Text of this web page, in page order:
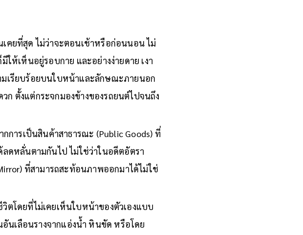
คยที่สุด ไม่ว่าจะตอนเช้าหรือก่อนนอน ไม่
ห้เห็นอยู่รอบกาย และอย่างง่ายดาย เงา
เรียบร้อยบนใบหน้าและลักษณะภายนอก
ตั้งแต่กระจกมองข้างของรถยนต์ไปจนถึง
การเป็นสินค้าสาธารณะ (Public Goods) ที่
ดหลั่นตามกันไป ไม่ใช่ว่าในอดีตอัตรา
ที่สามารถสะท้อนภาพออกมาได้ไม่ใช่
โดยที่ไม่เคยเห็นใบหน้าของตัวเองแบบ
นเลือนรางจากแอ่งน้ำ หินขัด หรือโดย